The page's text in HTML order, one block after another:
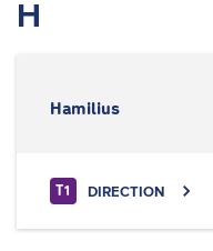
H
Hamilius
T1 DIRECTION